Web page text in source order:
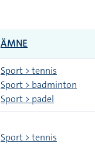
ÄMNE
Sport > tennis
Sport > badminton
Sport > padel
Sport > tennis